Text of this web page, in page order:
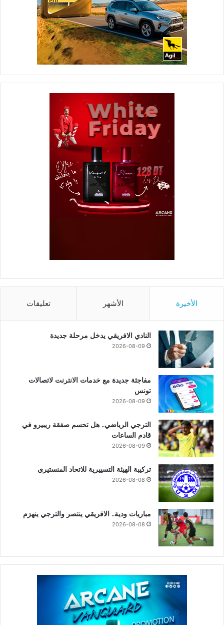
الأخيرة الأشهر تعليقات
النادي الافريقي يدخل مرحلة جديدة
2026-08-09
مفاجئة جديدة مع خدمات الانترنت لاتصالات
تونس
2026-08-09
الترجي الرياضي.. هل تحسم صفقة ريبيرو في
قادم الساعات
2026-08-09
تركيبة الهيئة التسييرية للاتحاد المنستيري
2026-08-08
مباريات ودية.. الافريقي ينتصر والترجي ينهزم
2026-08-08